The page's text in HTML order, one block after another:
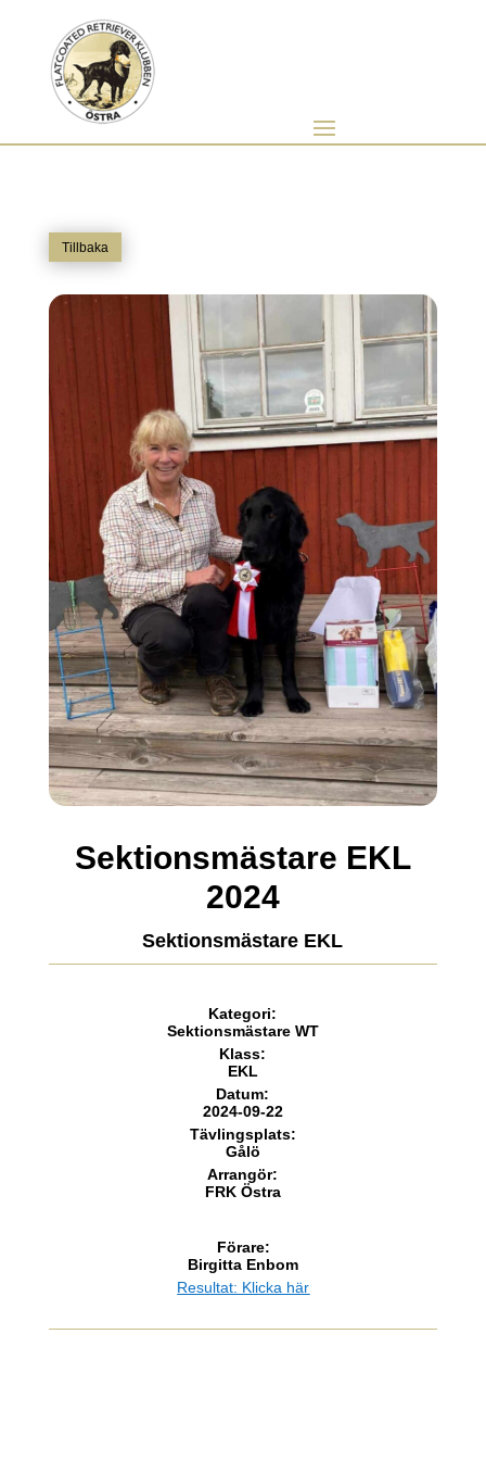
Tillbaka
Sektionsmästare EKL
2024
Sektionsmästare EKL
Kategori:
Sektionsmästare WT
Klass:
EKL
Datum:
2024-09-22
Tävlingsplats:
Gålö
Arrangör:
FRK Östra
Förare:
Birgitta Enbom
Resultat: Klicka här